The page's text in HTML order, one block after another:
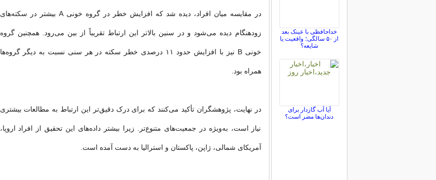
در مقایسه میان افراد، دیده شد که افزایش خطر در گروه خونی A بیشتر در سکته‌های
زودهنگام دیده می‌شود و در سنین بالاتر این ارتباط تقریباً از بین می‌رود. همچنین گروه
خونی B نیز با افزایش حدود ۱۱ درصدی خطر سکته در هر سنی نسبت به دیگر گروه‌ها
همراه بود.
در نهایت، پژوهشگران تأکید می‌کنند که برای درک دقیق‌تر این ارتباط به مطالعات بیشتری
نیاز است، به‌ویژه در جمعیت‌های متنوع‌تر. زیرا بیشتر داده‌های این تحقیق از افراد اروپا،
آمریکای شمالی، ژاپن، پاکستان و استرالیا به دست آمده است.
خداحافظی با عینک بعد
از ۵۰ سالگی؛ واقعیت یا
شایعه؟
آیا آب گازدار برای
دندان‌ها مضر است؟